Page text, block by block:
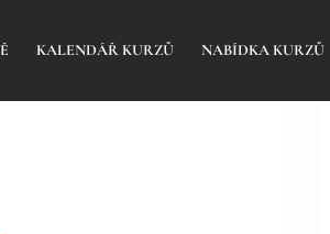
KALENDÁŘ KURZŮ NABÍDKA KURZŮ